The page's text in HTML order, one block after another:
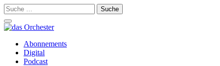
Suche
nach:
Schalte
Navigation
Zum
Inhalt
springen
Abonnements
Digital
Podcast